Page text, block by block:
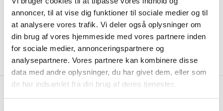
annoncer, til at vise dig funktioner til sociale medier og til
at analysere vores trafik. Vi deler også oplysninger om
din brug af vores hjemmeside med vores partnere inden
for sociale medier, annonceringspartnere og
analysepartnere. Vores partnere kan kombinere disse
data med andre oplysninger, du har givet dem, eller som
de har indsamlet fra din brug af deres tjenester.
(2.026,25 kr inkl. moms )
Tilføj til indkøbskurv
Salgspris
2.781,00 kr
(3.476,25 krinkl. moms )
Tilføj til indkøbskurv